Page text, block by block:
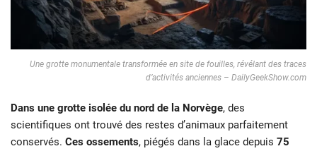
Une grotte monumentale transformée en site de fouilles, révélant des traces
d’activités anciennes – DailyGeekShow.com
Dans une grotte isolée du nord de la Norvège, des
scientifiques ont trouvé des restes d’animaux parfaitement
conservés. Ces ossements, piégés dans la glace depuis 75